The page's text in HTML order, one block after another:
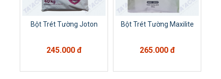
Bột Trét Tường Joton
245.000 đ
Bột Trét Tường Maxilite
265.000 đ